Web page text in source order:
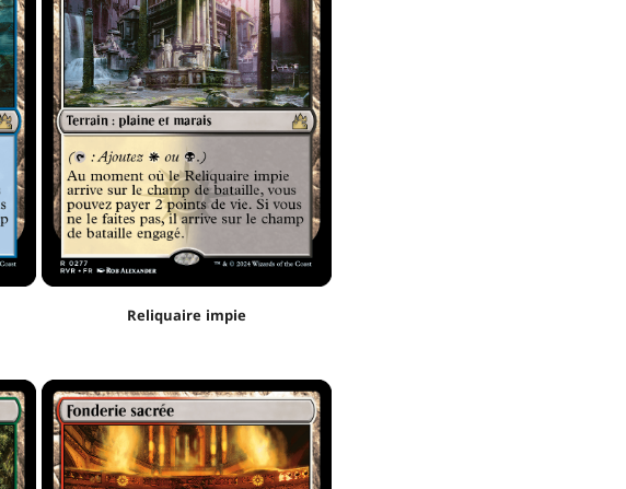
Reliquaire impie